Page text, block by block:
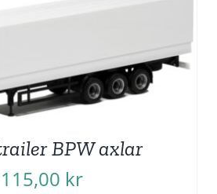
BPW axlar
115,00 kr